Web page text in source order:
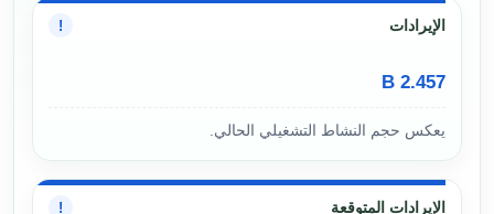
الإيرادات !
2.457 B
يعكس حجم النشاط التشغيلي الحالي.
الإيرادات المتوقعة !